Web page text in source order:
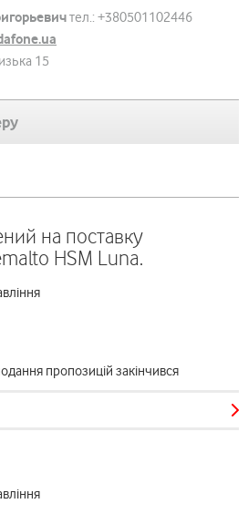
тел.: +380501102446
15
на поставку
HSM Luna.
пропозицій закінчився